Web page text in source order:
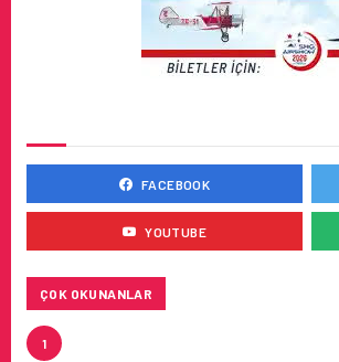
FACEBOOK
YOUTUBE
ÇOK OKUNANLAR
1